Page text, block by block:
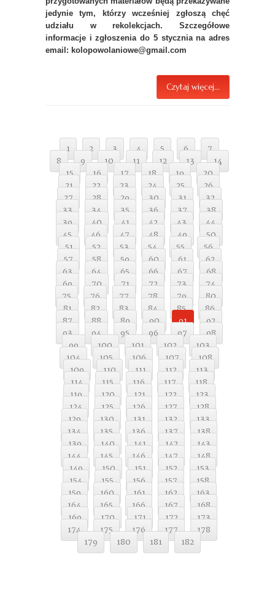
jedynie tym, którzy wcześniej zgłoszą chęć
udziału w rekolekcjach. Szczegółowe
informacje i zgłoszenia do 5 stycznia na adres
email: kolopowolaniowe@gmail.com
Czytaj więcej...
1 2 3 4 5 6
7
8
9 10 11 12 13
14
15
16 17 18 19
20
21
22 23 24 25
26
27
28 29 30 31
32
33
34 35 36 37
38
39
40 41 42 43
44
45
46 47 48 49
50
51
52 53 54 55
56
57
58 59 60 61
62
63
64 65 66 67
68
69
70 71 72 73
74
75
76 77 78 79
80
81
82 83 84 85
86
87
88 89 90 91
92
93
94 95 96 97
98
99
100 101 102
103
104
105 106 107
108
109
110 111 112
113
114
115 116 117
118
119
120 121 122
123
124
125 126 127
128
129
130 131 132
133
134
135 136 137
138
139
140 141 142
143
144
145 146 147
148
149
150 151 152
153
154
155 156 157
158
159
160 161 162
163
164
165 166 167
168
169
170 171 172
173
174
175 176 177
178
179
180 181 182